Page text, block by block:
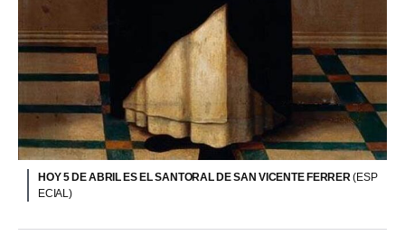
HOY 5 DE ABRIL ES EL SANTORAL DE SAN VICENTE FERRER(ESP
ECIAL)